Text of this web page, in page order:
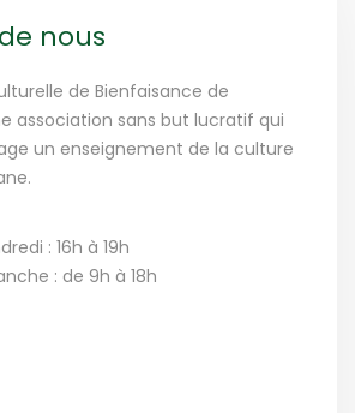
nous
de Bienfaisance de
association sans but lucratif qui
un enseignement de la culture
: 16h à 19h
: de 9h à 18h